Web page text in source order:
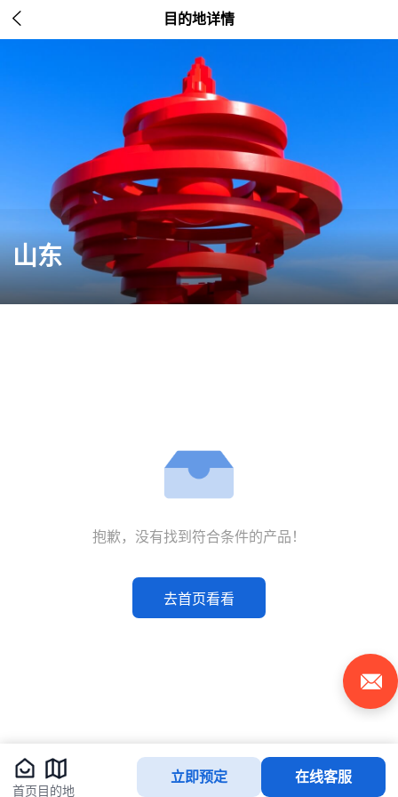
 目的地详情
山东
抱歉，没有找到符合条件的产品！
去首页看看
首页 目的地
立即预定 在线客服